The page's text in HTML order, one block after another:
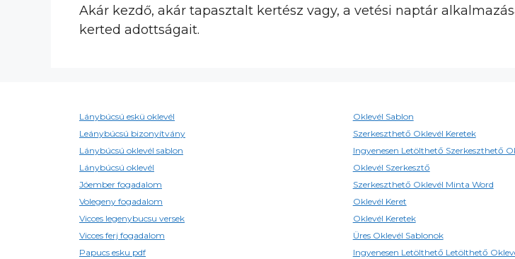
Akár kezdő, akár tapasztalt kertész vagy, a vetési naptár
kerted adottságait.
Lánybúcsú eskü oklevél
Leánybúcsú bizonyítvány
Lánybúcsú oklevél sablon
Lánybúcsú oklevél
Jóember fogadalom
Volegeny fogadalom
Vicces legenybucsu versek
Vicces ferj fogadalom
Papucs esku pdf
Oklevél Sablon
Szerkeszthető Oklevél Keretek
Ingyenesen Letölthető Szerkeszthető
Oklevél Szerkesztő
Szerkeszthető Oklevél Minta Word
Oklevél Keret
Oklevél Keretek
Üres Oklevél Sablonok
Ingyenesen Letölthető Letölthető